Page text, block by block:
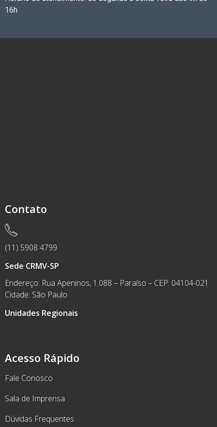
16h
Acesso Rápido
Fale Conosco
Sala de Imprensa
Dúvidas Frequentes
Contato
(11) 5908 4799
Sede CRMV-SP
Endereço: Rua Apeninos, 1.088 – Paraíso – CEP: 04104-021
Cidade: São Paulo
Unidades Regionais